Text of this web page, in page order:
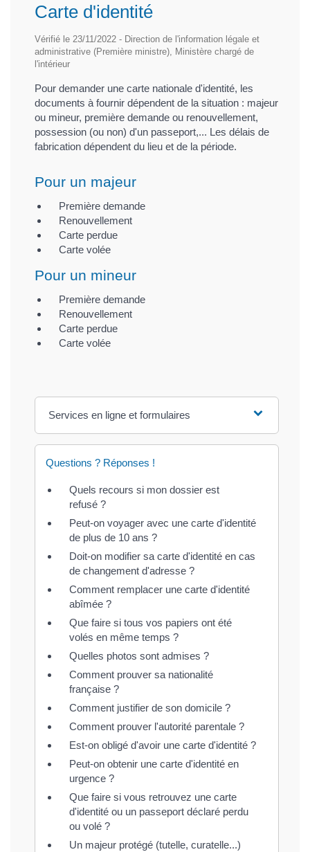
Carte d'identité
Vérifié le 23/11/2022 - Direction de l'information légale et
administrative (Première ministre), Ministère chargé de
l'intérieur
Pour demander une carte nationale d'identité, les
documents à fournir dépendent de la situation : majeur
ou mineur, première demande ou renouvellement,
possession (ou non) d'un passeport,... Les délais de
fabrication dépendent du lieu et de la période.
Pour un majeur
Première demande
Renouvellement
Carte perdue
Carte volée
Pour un mineur
Première demande
Renouvellement
Carte perdue
Carte volée
Services en ligne et formulaires
Questions ? Réponses !
Quels recours si mon dossier est
refusé ?
Peut-on voyager avec une carte d'identité
de plus de 10 ans ?
Doit-on modifier sa carte d'identité en cas
de changement d'adresse ?
Comment remplacer une carte d'identité
abîmée ?
Que faire si tous vos papiers ont été
volés en même temps ?
Quelles photos sont admises ?
Comment prouver sa nationalité
française ?
Comment justifier de son domicile ?
Comment prouver l'autorité parentale ?
Est-on obligé d'avoir une carte d'identité ?
Peut-on obtenir une carte d'identité en
urgence ?
Que faire si vous retrouvez une carte
d'identité ou un passeport déclaré perdu
ou volé ?
Un majeur protégé (tutelle, curatelle...)